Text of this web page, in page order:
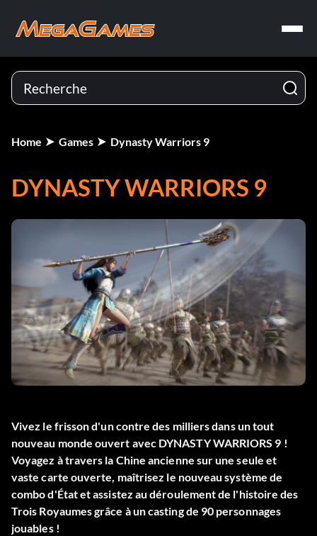
Home Games Dynasty Warriors 9
DYNASTY WARRIORS 9
Vivez le frisson d'un contre des milliers dans un tout
nouveau monde ouvert avec DYNASTY WARRIORS 9 !
Voyagez à travers la Chine ancienne sur une seule et
vaste carte ouverte, maîtrisez le nouveau système de
combo d'État et assistez au déroulement de l'histoire des
Trois Royaumes grâce à un casting de 90 personnages
jouables !